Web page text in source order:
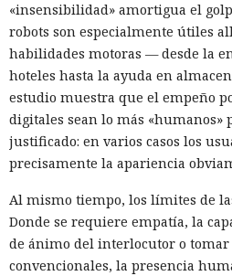
«insensibilidad» amortigua el
robots son especialmente útiles
habilidades motoras — desde la
hoteles hasta la ayuda en
estudio muestra que el empeño
digitales sean lo más «humanos»
justificado: en varios casos los
precisamente la apariencia
Al mismo tiempo, los límites de
Donde se requiere empatía, la
de ánimo del interlocutor o tomar
convencionales, la presencia